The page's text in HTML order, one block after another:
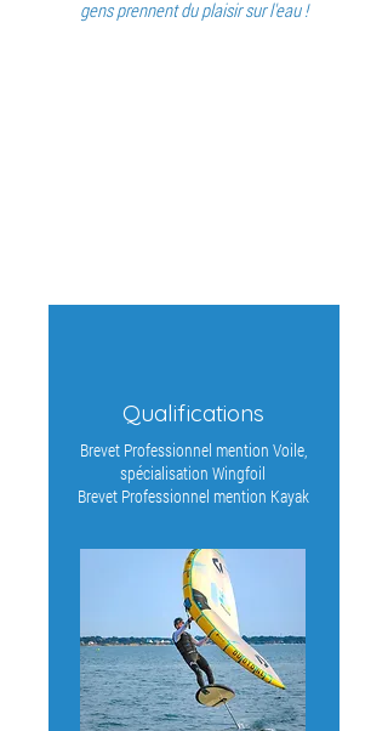
gens prennent du plaisir sur l'eau !
Qualifications
Brevet Professionnel mention Voile,
spécialisation Wingfoil
Brevet Professionnel mention Kayak